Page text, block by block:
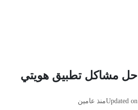
حل مشاكل تطبيق هويتي
Updated onمنذ عامين